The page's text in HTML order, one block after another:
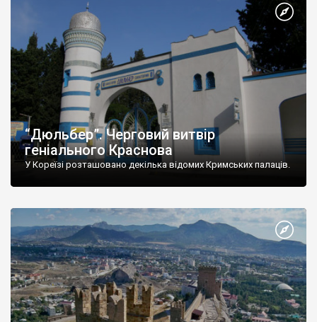
“Дюльбер”. Черговий витвір
геніального Краснова
У Кореїзі розташовано декілька відомих Кримських палаців.